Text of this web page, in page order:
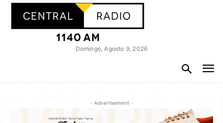
Domingo, Agosto 9, 2026
- Advertisement -